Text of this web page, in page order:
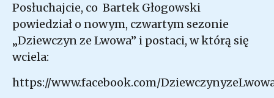
Posłuchajcie, co Bartek Głogowski
powiedział o nowym, czwartym sezonie
„Dziewczyn ze Lwowa” i postaci, w którą się
wciela:
https://www.facebook.com/